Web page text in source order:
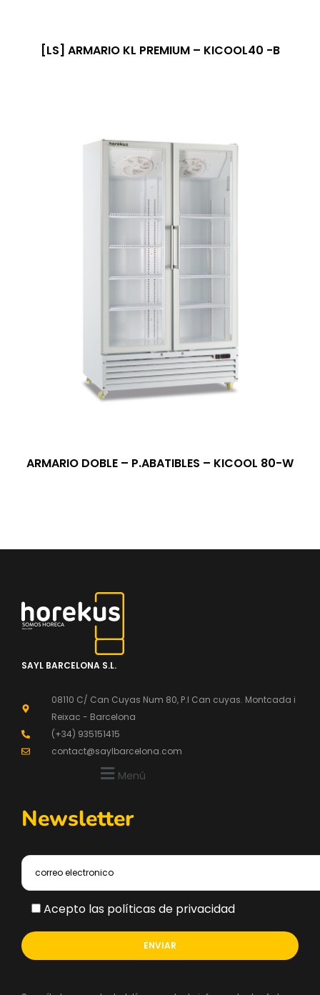
[LS] ARMARIO KL PREMIUM – KICOOL40 -B
ARMARIO DOBLE – P.ABATIBLES – KICOOL 80-W
SAYL BARCELONA S.L.
08110 C/ Can Cuyas Num 80, P.l Can cuyas. Montcada i
Reixac - Barcelona
(+34) 935151415
contact@saylbarcelona.com
Menú
Newsletter
Acepto las políticas de privacidad